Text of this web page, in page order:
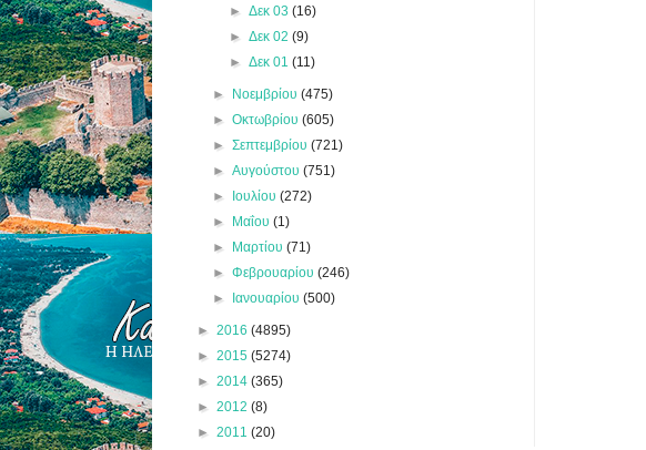
► Δεκ 03 (16)
► Δεκ 02 (9)
► Δεκ 01 (11)
► Νοεμβρίου(475)
►Οκτωβρίου(605)
►Σεπτεμβρίου(721)
►Αυγούστου(751)
► Ιουλίου(272)
► Μαΐου(1)
► Μαρτίου(71)
►Φεβρουαρίου(246)
► Ιανουαρίου(500)
► 2016 (4895)
► 2015 (5274)
► 2014 (365)
► 2012 (8)
► 2011 (20)